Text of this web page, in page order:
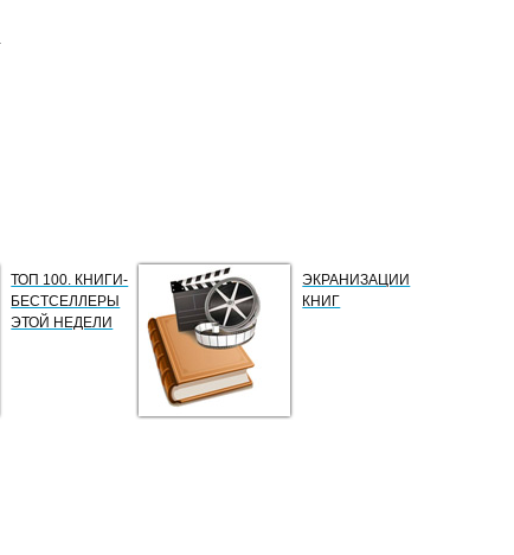
ТОП 100. КНИГИ-
БЕСТСЕЛЛЕРЫ
ЭТОЙ НЕДЕЛИ
ЭКРАНИЗАЦИИ
КНИГ